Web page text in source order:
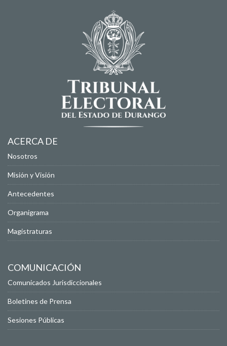
ACERCA DE
Nosotros
Misión y Visión
Antecedentes
Organigrama
Magistraturas
COMUNICACIÓN
Comunicados Jurisdiccionales
Boletines de Prensa
Sesiones Públicas